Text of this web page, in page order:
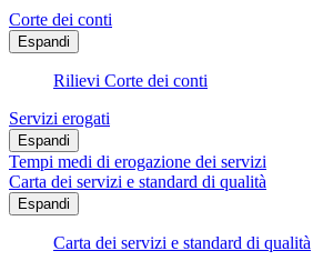
Corte dei conti
Espandi
Rilievi Corte dei conti
Servizi erogati
Espandi
Tempi medi di erogazione dei servizi
Carta dei servizi e standard di qualità
Espandi
Carta dei servizi e standard di qualità